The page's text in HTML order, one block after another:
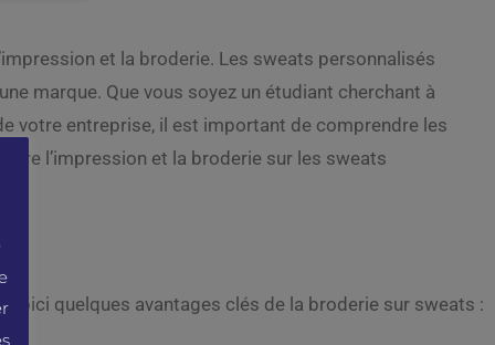
et la broderie. Les sweats personnalisés
marque. Que vous soyez un étudiant cherchant à
votre entreprise, il est important de comprendre les
l’impression et la broderie sur les sweats
quelques avantages clés de la broderie sur sweats :